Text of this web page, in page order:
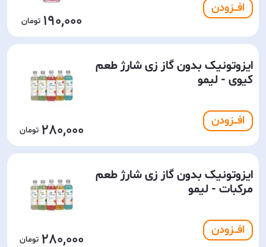
افـــزودن
190,000
ایزوتونیک بدون گاز زی شارژ طعم
کیوی - لیمو
افـــزودن 280,000
ایزوتونیک بدون گاز زی شارژ طعم
مرکبات - لیمو
افـــزودن 280,000